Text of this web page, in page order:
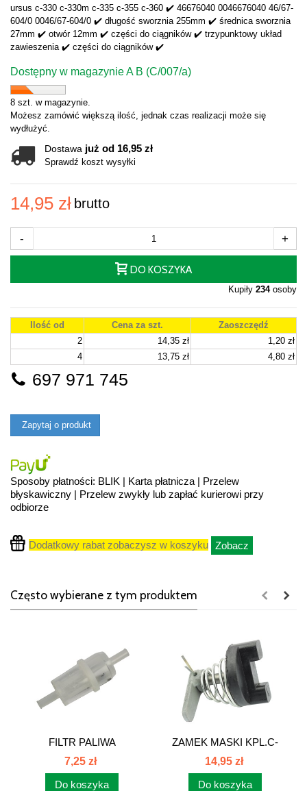
ursus c-330 c-330m c-335 c-355 c-360 ✔️ 46676040 0046676040 46/67-
604/0 0046/67-604/0 ✔️ długość sworznia 255mm ✔️ średnica sworznia
27mm ✔️ otwór 12mm ✔️ części do ciągników ✔️ trzypunktowy układ
zawieszenia ✔️ części do ciągników ✔️
Dostępny w magazynie A B (C/007/a)
8 szt. w magazynie.
Możesz zamówić większą ilość, jednak czas realizacji może się
wydłużyć.
Dostawa już od 16,95 zł
Sprawdź koszt wysyłki
14,95 zł brutto
- +
DO KOSZYKA
Kupiły 234osoby
Ilość od Cena za szt.
Zaoszczędź
2
14,35 zł
1,20 zł
4
13,75 zł 4,80 zł
697 971 745
Zapytaj o produkt
Sposoby płatności: BLIK | Karta płatnicza | Przelew
błyskawiczny | Przelew zwykły lub zapłać kurierowi przy
odbiorze
Dodatkowy rabat zobaczysz w koszyku Zobacz
Często wybierane z tym produktem
FILTR PALIWA
PRZELOTOWY PS821...
7,25 zł
Do koszyka
ZAMEK MASKI KPL.C-
330 C-385...
14,95 zł
Do koszyka